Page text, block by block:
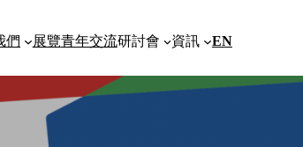
們 展覽青年交流研討會 資訊 EN